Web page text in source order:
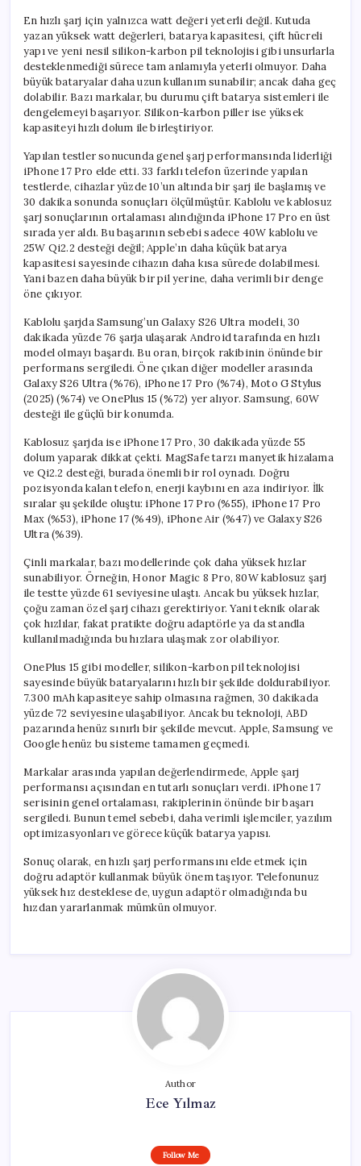
En hızlı şarj için yalnızca watt değeri yeterli değil. Kutuda
yazan yüksek watt değerleri, batarya kapasitesi, çift hücreli
yapı ve yeni nesil silikon-karbon pil teknolojisi gibi unsurlarla
desteklenmediği sürece tam anlamıyla yeterli olmuyor. Daha
büyük bataryalar daha uzun kullanım sunabilir; ancak daha geç
dolabilir. Bazı markalar, bu durumu çift batarya sistemleri ile
dengelemeyi başarıyor. Silikon-karbon piller ise yüksek
kapasiteyi hızlı dolum ile birleştiriyor.
Yapılan testler sonucunda genel şarj performansında liderliği
iPhone 17 Pro elde etti. 33 farklı telefon üzerinde yapılan
testlerde, cihazlar yüzde 10’un altında bir şarj ile başlamış ve
30 dakika sonunda sonuçları ölçülmüştür. Kablolu ve kablosuz
şarj sonuçlarının ortalaması alındığında iPhone 17 Pro en üst
sırada yer aldı. Bu başarının sebebi sadece 40W kablolu ve
25W Qi2.2 desteği değil; Apple’ın daha küçük batarya
kapasitesi sayesinde cihazın daha kısa sürede dolabilmesi.
Yani bazen daha büyük bir pil yerine, daha verimli bir denge
öne çıkıyor.
Kablolu şarjda Samsung’un Galaxy S26 Ultra modeli, 30
dakikada yüzde 76 şarja ulaşarak Android tarafında en hızlı
model olmayı başardı. Bu oran, birçok rakibinin önünde bir
performans sergiledi. Öne çıkan diğer modeller arasında
Galaxy S26 Ultra (%76), iPhone 17 Pro (%74), Moto G Stylus
(2025) (%74) ve OnePlus 15 (%72) yer alıyor. Samsung, 60W
desteği ile güçlü bir konumda.
Kablosuz şarjda ise iPhone 17 Pro, 30 dakikada yüzde 55
dolum yaparak dikkat çekti. MagSafe tarzı manyetik hizalama
ve Qi2.2 desteği, burada önemli bir rol oynadı. Doğru
pozisyonda kalan telefon, enerji kaybını en aza indiriyor. İlk
sıralar şu şekilde oluştu: iPhone 17 Pro (%55), iPhone 17 Pro
Max (%53), iPhone 17 (%49), iPhone Air (%47) ve Galaxy S26
Ultra (%39).
Çinli markalar, bazı modellerinde çok daha yüksek hızlar
sunabiliyor. Örneğin, Honor Magic 8 Pro, 80W kablosuz şarj
ile testte yüzde 61 seviyesine ulaştı. Ancak bu yüksek hızlar,
çoğu zaman özel şarj cihazı gerektiriyor. Yani teknik olarak
çok hızlılar, fakat pratikte doğru adaptörle ya da standla
kullanılmadığında bu hızlara ulaşmak zor olabiliyor.
OnePlus 15 gibi modeller, silikon-karbon pil teknolojisi
sayesinde büyük bataryalarını hızlı bir şekilde doldurabiliyor.
7.300 mAh kapasiteye sahip olmasına rağmen, 30 dakikada
yüzde 72 seviyesine ulaşabiliyor. Ancak bu teknoloji, ABD
pazarında henüz sınırlı bir şekilde mevcut. Apple, Samsung ve
Google henüz bu sisteme tamamen geçmedi.
Markalar arasında yapılan değerlendirmede, Apple şarj
performansı açısından en tutarlı sonuçları verdi. iPhone 17
serisinin genel ortalaması, rakiplerinin önünde bir başarı
sergiledi. Bunun temel sebebi, daha verimli işlemciler, yazılım
optimizasyonları ve görece küçük batarya yapısı.
Sonuç olarak, en hızlı şarj performansını elde etmek için
doğru adaptör kullanmak büyük önem taşıyor. Telefonunuz
yüksek hız desteklese de, uygun adaptör olmadığında bu
hızdan yararlanmak mümkün olmuyor.
Author
Ece Yılmaz
Follow Me